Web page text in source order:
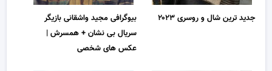
جدید ترین شال و روسری ۲۰۲۳
بیوگرافی مجید واشقانی بازیگر
سریال بی نشان + همسرش |
عکس های شخصی